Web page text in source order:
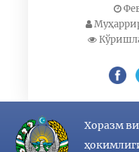
Хоразм